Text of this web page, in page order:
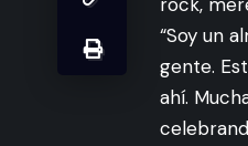
“Soy un
gente.
ahí.